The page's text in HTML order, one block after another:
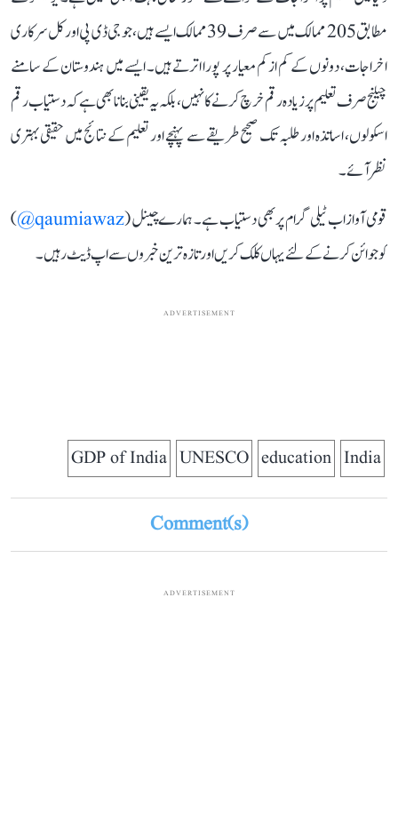
مطابق 205 ممالک میں سے صرف 39 ممالک ایسے ہیں، جو جی ڈی پی اور کل سرکاری
اخراجات، دونوں کے کم از کم معیار پر پورا اترتے ہیں۔ ایسے میں ہندوستان کے سامنے
چیلنج صرف تعلیم پر زیادہ رقم خرچ کرنے کا نہیں، بلکہ یہ یقینی بنانا بھی ہے کہ دستیاب رقم
اسکولوں، اساتذہ اور طلبہ تک صحیح طریقے سے پہنچے اور تعلیم کے نتائج میں حقیقی بہتری
نظر آئے۔
قومی آواز اب ٹیلی گرام پر بھی دستیاب ہے۔ ہمارے چینل (qaumiawaz@
)
کو جوائن کرنے کے لئے یہاں کلک کریں اور تازہ ترین خبروں سے اپ ڈیٹ رہیں۔
ADVERTISEMENT
India
education
UNESCO
GDP of India
Comment(s)
ADVERTISEMENT